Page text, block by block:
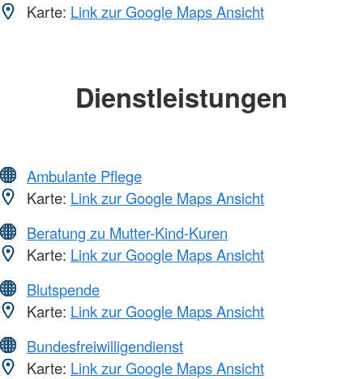
Karte: Link zur Google Maps Ansicht
Dienstleistungen
Ambulante Pflege
Karte: Link zur Google Maps Ansicht
Beratung zu Mutter-Kind-Kuren
Karte: Link zur Google Maps Ansicht
Blutspende
Karte: Link zur Google Maps Ansicht
Bundesfreiwilligendienst
Karte: Link zur Google Maps Ansicht